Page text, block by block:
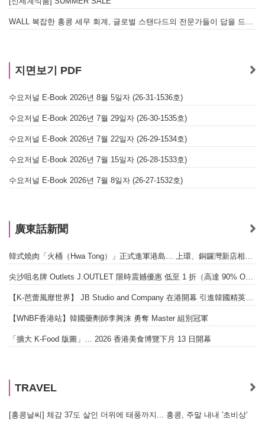
WALL 복잡한 홍콩 세무 회계, 글로벌 스탠다드의 전문가들이 답을 드립니다! - 법인설립, 회계, 감사
지면보기 PDF
수요저널 E-Book 2026년 8월 5일자 (26-31-1536호)
수요저널 E-Book 2026년 7월 29일자 (26-30-1535호)
수요저널 E-Book 2026년 7월 22일자 (26-29-1534호)
수요저널 E-Book 2026년 7월 15일자 (26-28-1533호)
수요저널 E-Book 2026년 7월 8일자 (26-27-1532호)
廣東話新聞
韓式燒肉「火桶（Hwa Tong）」正式進軍港島… 上環、銅鑼灣新店相繼開幕
尖沙咀名牌 Outlets J.OUTLET 限時震撼優惠 低至 1 折（高達 90% OFF）
【K-芭蕾風靡世界】 JB Studio and Company 在港開幕 引進韓國精英芭蕾教育系統
【WNBF香港站】韓國藥劑師李興洙 勇奪 Master 組別冠軍
「擴大 K-Food 版圖」… 2026 香港美食博覽下月 13 日開幕
TRAVEL
[홍콩날씨] 체감 37도 살인 더위에 태풍까지... 홍콩, 주말 내내 '초비상'